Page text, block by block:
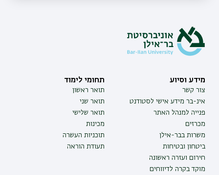
מידע וסיוע
צור קשר
אינ-בר מידע אישי לסטודנט
פנייה למנהל האתר
מכרזים
משרות בבר-אילן
ביטחון ובטיחות
חירום ועזרה ראשונה
מוקד בקרה לדיווחים
תחומי לימוד
תואר ראשון
תואר שני
תואר שלישי
מכינות
תוכניות העשרה
תעודת הוראה